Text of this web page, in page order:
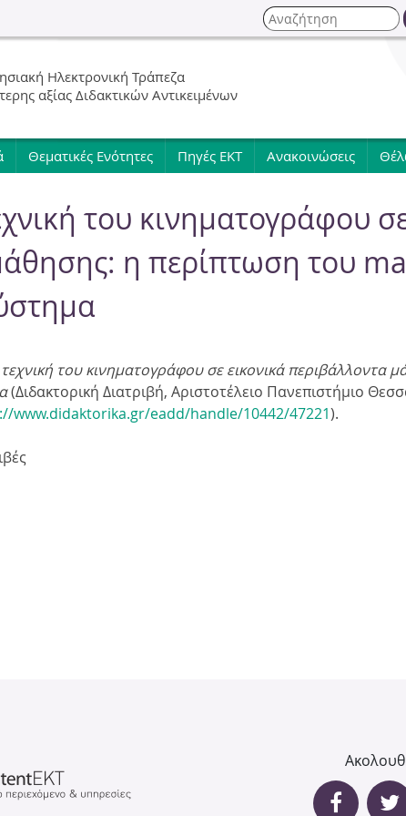
Jump to navigation
Φ
ρ
μ
α
α
ζ
Α
ν
η
σ
Ηλεκτρονική Τράπεζα
αξίας Διδακτικών Αντικειμένων
Θεματικές Ενότητες Πηγές ΕΚΤ Ανακοινώσεις
του κινηματογράφου
η περίπτωση του
του κινηματογράφου σε εικονικά
(Διδακτορική Διατριβή, Αριστοτέλειο Πανεπιστήμιο
www.didaktorika.gr/eadd/handle/10442/47221).